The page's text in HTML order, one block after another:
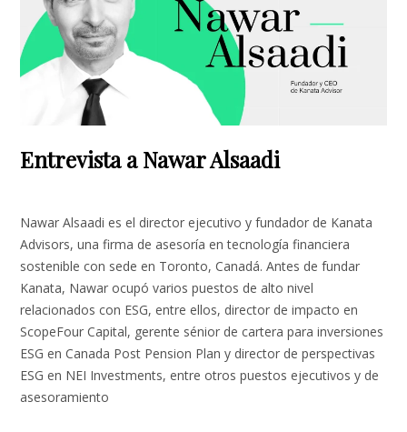
Entrevista a Nawar Alsaadi
Nawar Alsaadi es el director ejecutivo y fundador de Kanata
Advisors, una firma de asesoría en tecnología financiera
sostenible con sede en Toronto, Canadá. Antes de fundar
Kanata, Nawar ocupó varios puestos de alto nivel
relacionados con ESG, entre ellos, director de impacto en
ScopeFour Capital, gerente sénior de cartera para inversiones
ESG en Canada Post Pension Plan y director de perspectivas
ESG en NEI Investments, entre otros puestos ejecutivos y de
asesoramiento